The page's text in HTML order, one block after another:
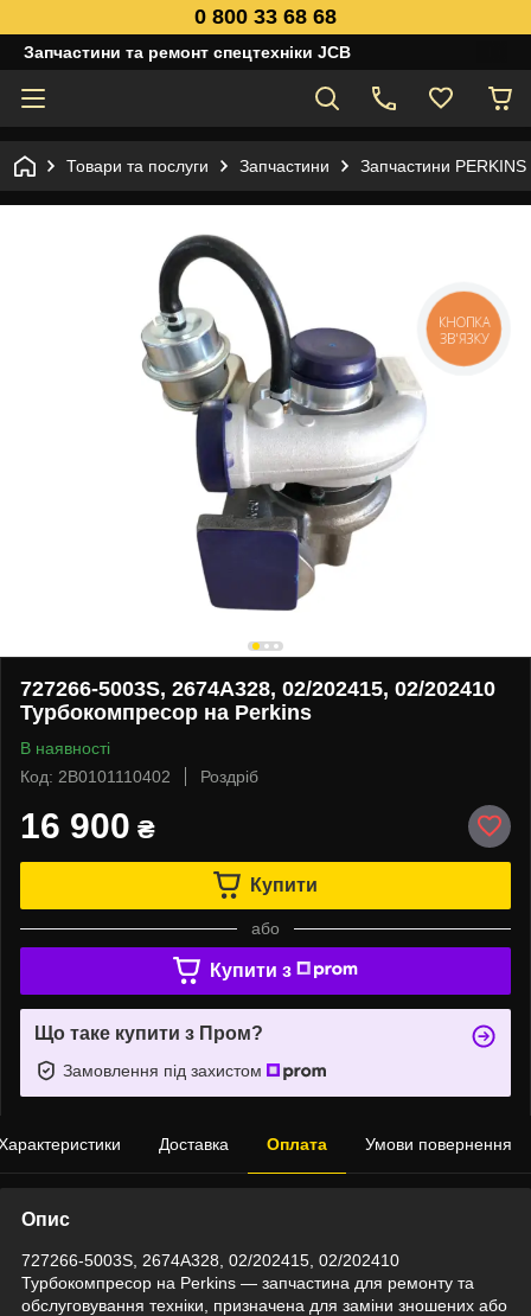
0 800 33 68 68
Запчастини та ремонт спецтехніки JCB
Товари та послуги Запчастини Запчастини PERKINS
727266-5003S, 2674A328, 02/202415, 02/202410
Турбокомпресор на Perkins
В наявності
Код: 2B0101110402
Роздріб
16 900 ₴
Купити
або
Купити з
Що таке купити з Пром?
Замовлення під захистом
Доставка Оплата Умови повернення
Опис
727266-5003S, 2674A328, 02/202415, 02/202410
Турбокомпресор на Perkins — запчастина для ремонту та
обслуговування техніки, призначена для заміни зношених або
КНОПКА
ЗВ'ЯЗКУ